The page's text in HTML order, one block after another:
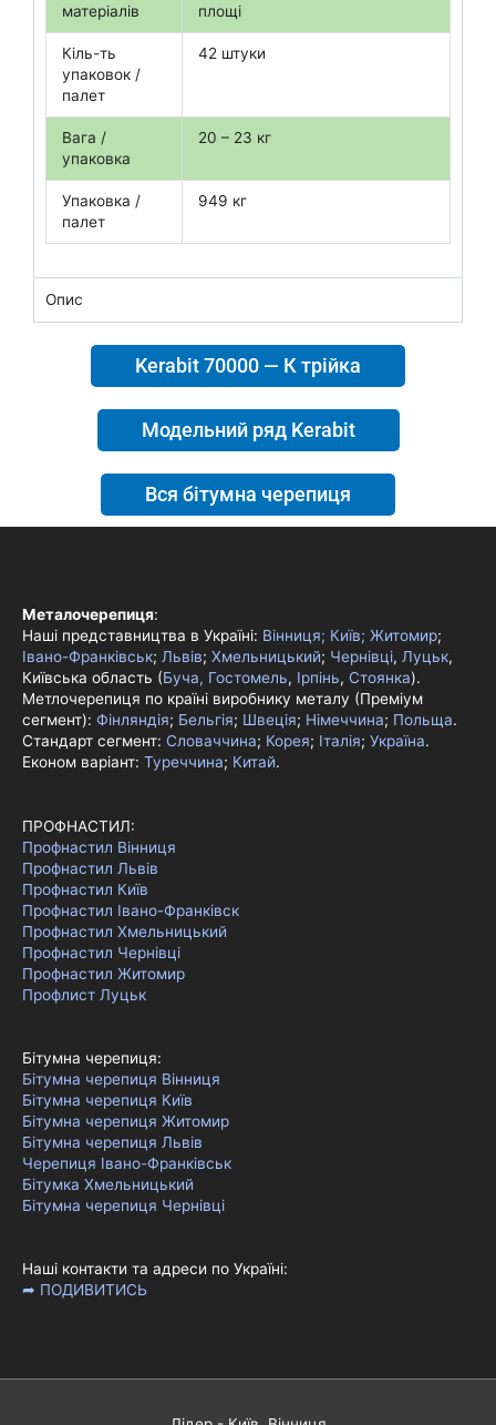
матеріалів
площі
Кіль-ть
упаковок /
палет
42 штуки
Вага /
упаковка
20 – 23 кг
Упаковка /
палет
949 кг
Опис
Kerabit 70000 — К трійка
Модельний ряд Kerabit
Вся бітумна черепиця
Металочерепиця:
Наші представництва в Україні: Вінниця; Київ; Житомир;
Івано-Франківськ; Львів; Хмельницький; Чернівці, Луцьк,
Київська область (Буча, Гостомель, Ірпінь, Стоянка).
Метлочерепиця по країні виробнику металу (Преміум
сегмент): Фінляндія; Бельгія; Швеція; Німеччина; Польща.
Стандарт сегмент: Словаччина; Корея; Італія; Україна.
Економ варіант: Туреччина; Китай.
ПРОФНАСТИЛ:
Профнастил Вінниця
Профнастил Львів
Профнастил Київ
Профнастил Івано-Франківск
Профнастил Хмельницький
Профнастил Чернівці
Профнастил Житомир
Профлист Луцьк
Бітумна черепиця:
Бітумна черепиця Вінниця
Бітумна черепиця Київ
Бітумна черепиця Житомир
Бітумна черепиця Львів
Черепиця Івано-Франківськ
Бітумка Хмельницький
Бітумна черепиця Чернівці
Наші контакти та адреси по Україні:
➦ ПОДИВИТИСЬ